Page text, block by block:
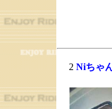
2 Niちゃ